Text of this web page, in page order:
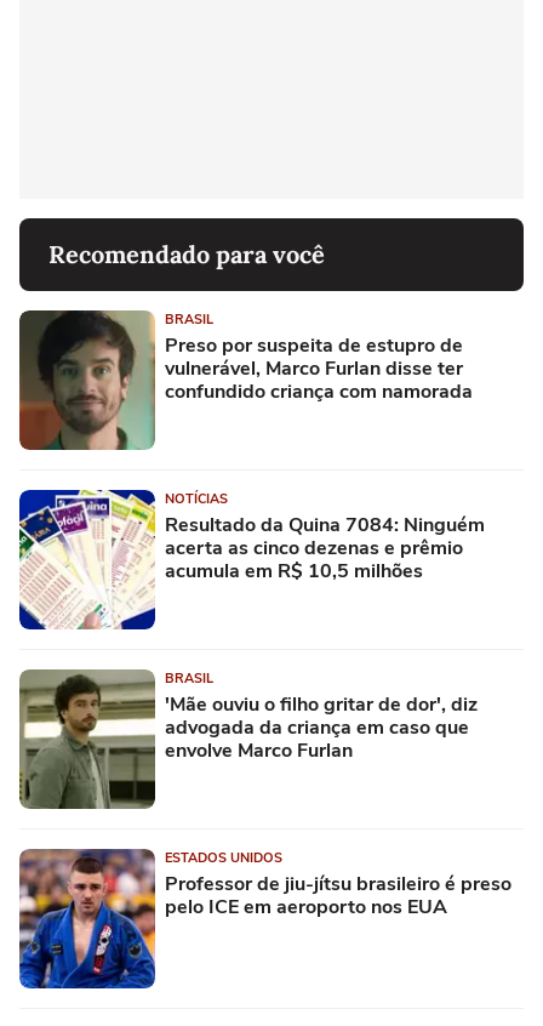
Recomendado para você
BRASIL
Preso por suspeita de estupro de
vulnerável, Marco Furlan disse ter
confundido criança com namorada
NOTÍCIAS
Resultado da Quina 7084: Ninguém
acerta as cinco dezenas e prêmio
acumula em R$ 10,5 milhões
BRASIL
'Mãe ouviu o filho gritar de dor', diz
advogada da criança em caso que
envolve Marco Furlan
ESTADOS UNIDOS
Professor de jiu-jítsu brasileiro é preso
pelo ICE em aeroporto nos EUA